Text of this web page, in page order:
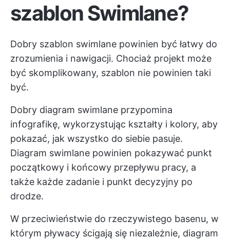
szablon Swimlane?
Dobry szablon swimlane powinien być łatwy do
zrozumienia i nawigacji. Chociaż projekt może
być skomplikowany, szablon nie powinien taki
być.
Dobry diagram swimlane przypomina
infografikę, wykorzystując kształty i kolory, aby
pokazać, jak wszystko do siebie pasuje.
Diagram swimlane powinien pokazywać punkt
początkowy i końcowy przepływu pracy, a
także każde zadanie i punkt decyzyjny po
drodze.
W przeciwieństwie do rzeczywistego basenu, w
którym pływacy ścigają się niezależnie, diagram